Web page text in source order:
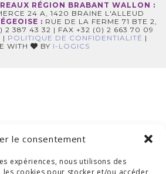
le consentement
expériences, nous utilisons des
cookies pour stocker et/ou accéder
RÉGION BRABANT WALLON :
24 A, 1420 BRAINE L'ALLEUD
: RUE DE LA FERME 71 BTE 2,
2 387 43 32 | FAX +32 (0) 2 663 70 09
| POLITIQUE DE CONFIDENTIALITÉ |
WITH
BY I-LOGICS